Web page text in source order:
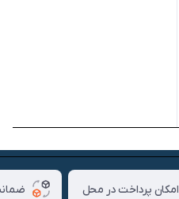
امکان پرداخت در محل